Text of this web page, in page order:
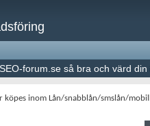
forum.se så bra och värd din
köpes inom Lån/snabblån/smslån/